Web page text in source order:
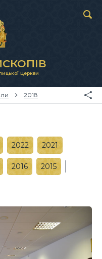
Церкви
2018
2022 2021
2016 2015